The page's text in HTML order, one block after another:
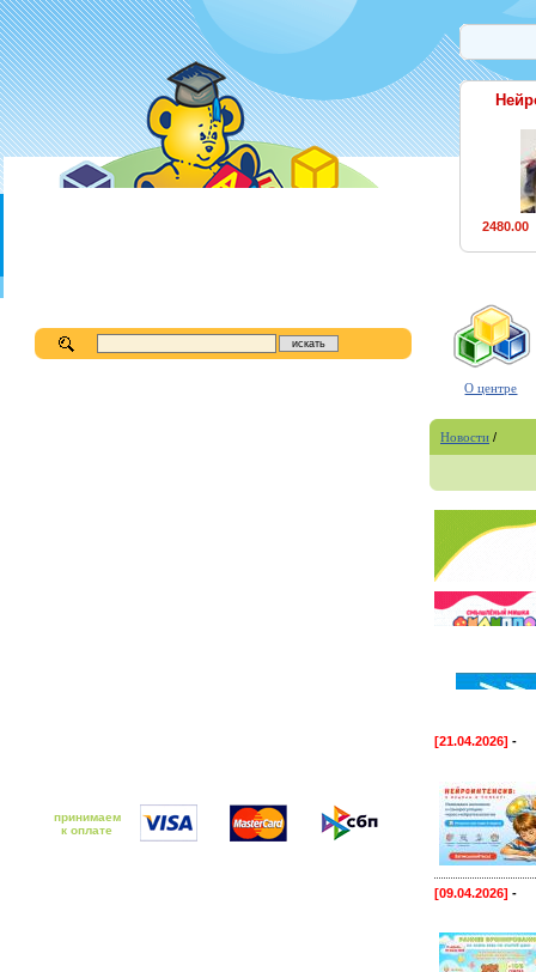
2480.00
принимаем
к оплате
О центре
Новости /
[21.04.2026] -
[09.04.2026] -